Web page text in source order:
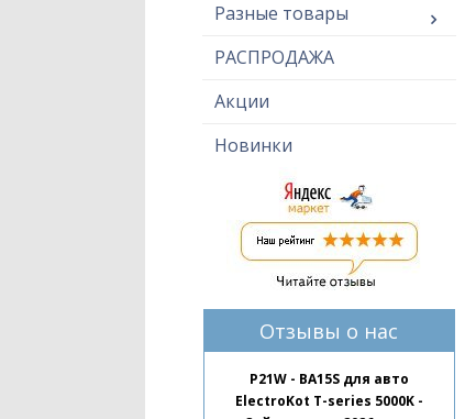
Разные товары
РАСПРОДАЖА
Акции
Новинки
Отзывы о нас
P21W - BA15S для авто
ElectroKot T-series 5000K -